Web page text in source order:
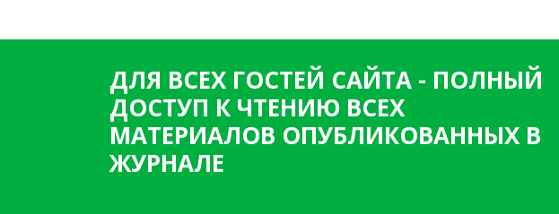
ДЛЯ ВСЕХ ГОСТЕЙ САЙТА - ПОЛНЫЙ
ДОСТУП К ЧТЕНИЮ ВСЕХ
МАТЕРИАЛОВ ОПУБЛИКОВАННЫХ В
ЖУРНАЛЕ